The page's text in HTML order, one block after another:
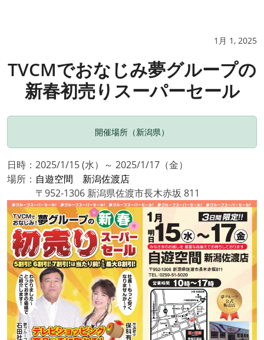
1月 1, 2025
TVCMでおなじみ夢グループの
新春初売りスーパーセール
開催場所（新潟県）
日時：2025/1/15 (水）～ 2025/1/17（金）
場所： 自遊空間 新潟佐渡店
〒952-1306 新潟県佐渡市長木赤坂 811